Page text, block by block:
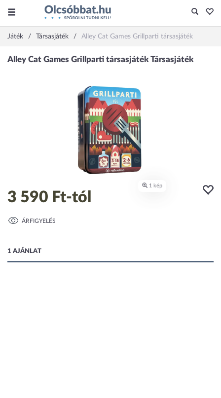
Játék Társasjáték Alley Cat Games Grillparti társasjáték
3 590 Ft-tól
ÁRFIGYELÉS
1 AJÁNLAT